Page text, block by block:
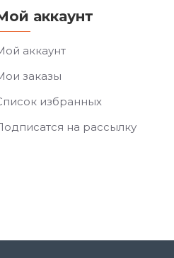
аккаунт
аккаунт
заказы
избранных
на рассылку